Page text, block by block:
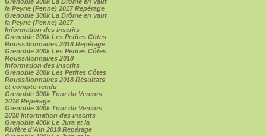
la Peyne (Penne) 2017 Repérage
Grenoble 300k La Drôme en vaut
la Peyne (Penne) 2017
Information des inscrits
Grenoble 200k Les Petites Côtes
Roussillonnaires 2018 Repérage
Grenoble 200k Les Petites Côtes
Roussillonnaires 2018
Information des inscrits
Grenoble 200k Les Petites Côtes
Roussillonnaires 2018 Résultats
et compte-rendu
Grenoble 300k Tour du Vercors
2018 Repérage
Grenoble 300k Tour du Vercors
2018 Information des inscrits
Grenoble 400k Le Jura et la
Rivière d'Ain 2018 Repérage